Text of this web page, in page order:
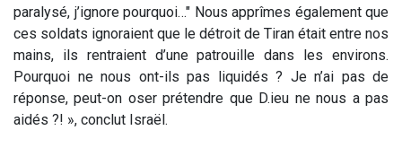
paralysé, j’ignore pourquoi…" Nous apprîmes également que
ces soldats ignoraient que le détroit de Tiran était entre nos
mains, ils rentraient d’une patrouille dans les environs.
Pourquoi ne nous ont-ils pas liquidés ? Je n’ai pas de
réponse, peut-on oser prétendre que D.ieu ne nous a pas
aidés ?! », conclut Israël.